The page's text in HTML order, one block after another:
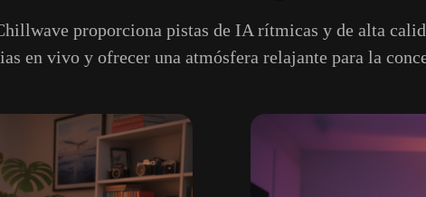
proporciona pistas de IA rítmicas y de alta
en vivo y ofrecer una atmósfera relajante para la